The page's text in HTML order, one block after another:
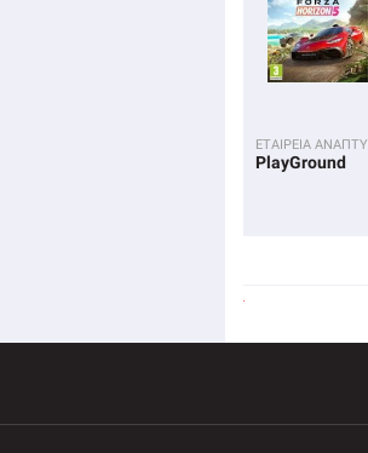
ΕΤΑΙΡΕΙΑ
PlayGround